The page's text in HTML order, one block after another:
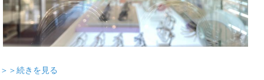
＞＞続きを見る